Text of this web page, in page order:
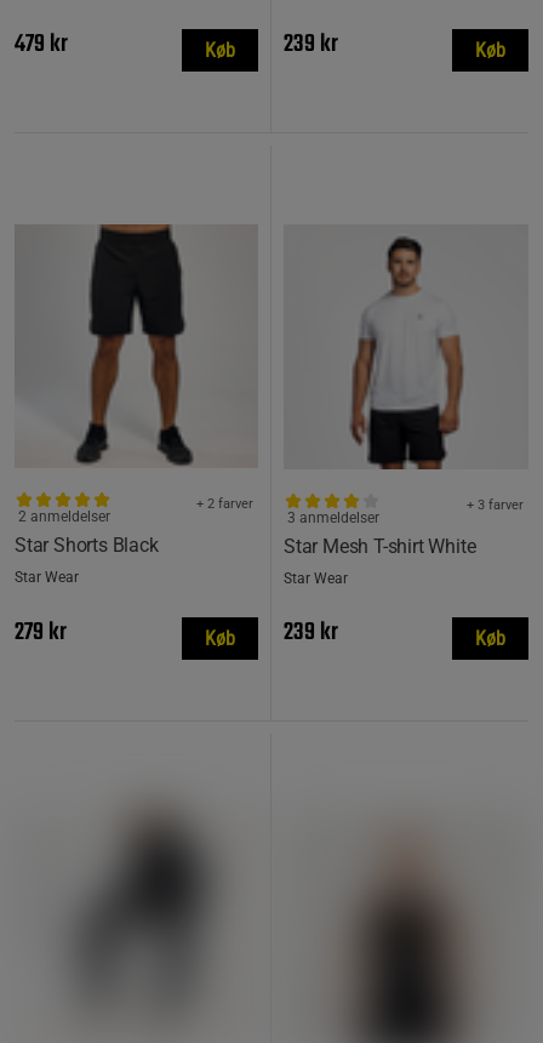
479 kr Køb 239 kr Køb
Star Shorts Black
+ 2 farver
2 anmeldelser
Star Wear
279 kr Køb
Star Mesh T-shirt White
+ 3 farver
3 anmeldelser
Star Wear
239 kr Køb